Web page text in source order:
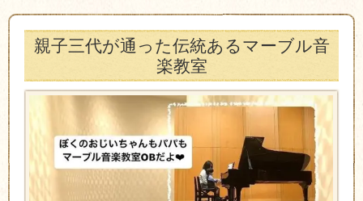
親子三代が通った伝統あるマーブル音
楽教室